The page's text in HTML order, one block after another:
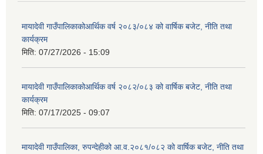
मायादेवी गाउँपालिकाकोआर्थिक वर्ष २०८३/०८४ को वार्षिक बजेट, नीति तथा
कार्यक्रम
मिति: 07/27/2026 - 15:09
मायादेवी गाउँपालिकाकोआर्थिक वर्ष २०८२/०८३ को वार्षिक बजेट, नीति तथा
कार्यक्रम
मिति: 07/17/2025 - 09:07
मायादेवी गाउँपालिका, रुपन्देहीको आ.व.२०८१/०८२ को वार्षिक बजेट, नीति तथा